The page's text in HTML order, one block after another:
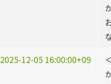
2025-12-05 16:00:00+09